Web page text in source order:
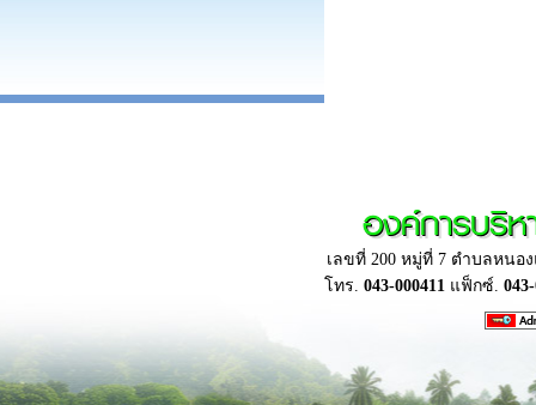
องค์การบริ
เลขที่ 200 หมู่ที่ 7 ตำบลหนอ
โทร. 043-000411แฟ็กซ์.